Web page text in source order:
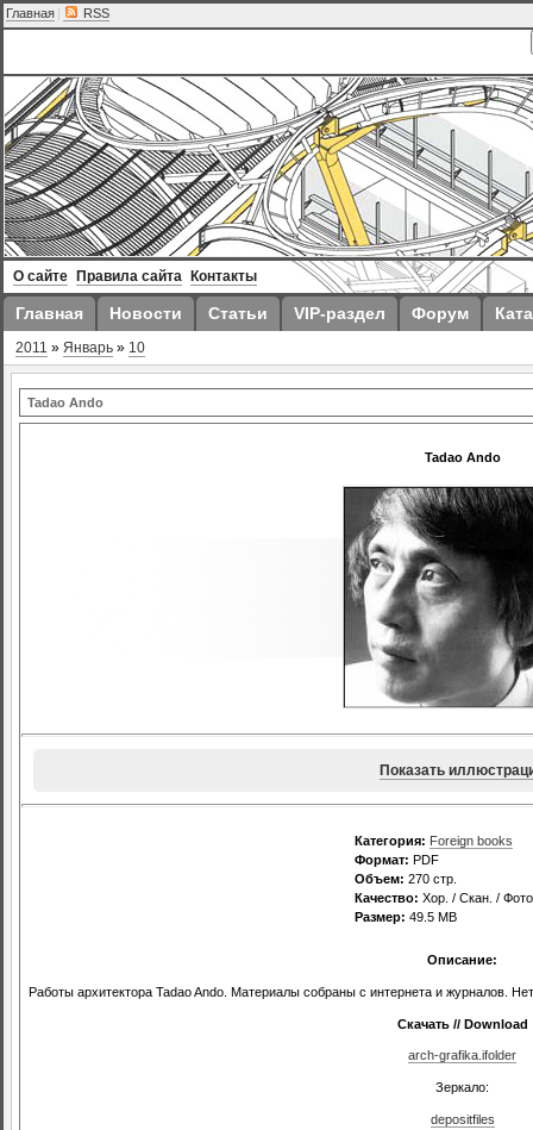
Главная | RSS
О сайте Правила сайта Контакты
Главная Новости Статьи VIP-раздел Форум
2011 » Январь » 10
Tadao Ando
Tadao Ando
Показать
Категория: Foreign books
Формат: PDF
Объем: 270 стр.
Качество: Хор. / Скан. / Фото
Размер: 49.5 MB
Описание:
Работы архитектора Tadao Ando. Материалы собраны с интернета и журналов.
Скачать // Download
arch-grafika.ifolder
Зеркало:
depositfiles